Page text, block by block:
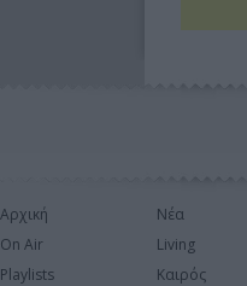
Αρχική
On Air
Playlists
Νέα
Living
Καιρός